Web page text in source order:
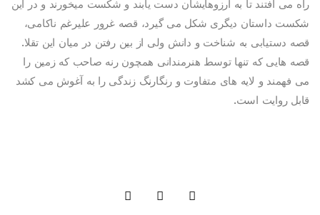
راه می افتند تا به آرزوهایشان دست یابند و شکست میخورند و در این
شکست داستان دیگری شکل می گیرد، قصه غرور علیرغم ناکامی،
قصه دستیابی به شناخت و دانش ولی از بین رفتن در میان این تقلا.
قصه هایی که تنها توسط هنرمندانی همچون رنه صاحب که زمین را
می فهمند و لایه های متفاوت و رنگارنگ زندگی را به آغوش می کشد
قابل روایت است.